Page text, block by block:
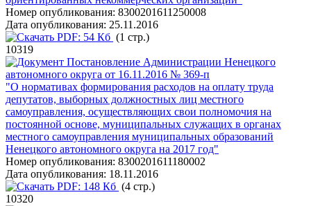
Номер опубликования: 8300201611250008
Дата опубликования: 25.11.2016
PDF: 54 Кб (1 стр.)
10319
Постановление Администрации Ненецкого
автономного округа от 16.11.2016 № 369-п
"О нормативах формирования расходов на оплату труда
депутатов, выборных должностных лиц местного
самоуправления, осуществляющих свои полномочия на
постоянной основе, муниципальных служащих в органах
местного самоуправления муниципальных образований
Ненецкого автономного округа на 2017 год"
Номер опубликования: 8300201611180002
Дата опубликования: 18.11.2016
PDF: 148 Кб (4 стр.)
10320